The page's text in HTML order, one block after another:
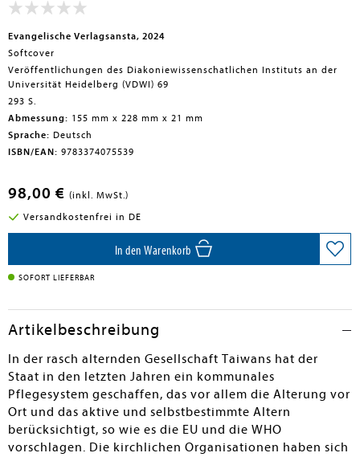
Evangelische Verlagsansta, 2024
Softcover
Veröffentlichungen des Diakoniewissenschatlichen Instituts an der
Universität Heidelberg (VDWI) 69
293 S.
Abmessung: 155 mm x 228 mm x 21 mm
Sprache: Deutsch
ISBN/EAN: 9783374075539
98,00 € (inkl. MwSt.)
Versandkostenfrei in DE
In den Warenkorb
SOFORT LIEFERBAR
Artikelbeschreibung
In der rasch alternden Gesellschaft Taiwans hat der
Staat in den letzten Jahren ein kommunales
Pflegesystem geschaffen, das vor allem die Alterung vor
Ort und das aktive und selbstbestimmte Altern
berücksichtigt, so wie es die EU und die WHO
vorschlagen. Die kirchlichen Organisationen haben sich